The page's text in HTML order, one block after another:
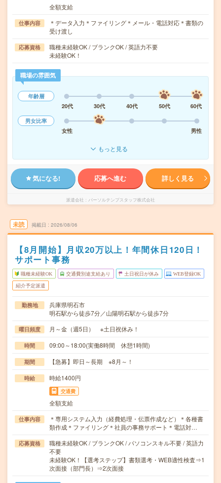
全額支給
仕事内容
＊データ入力＊ファイリング＊メール・電話対応＊書類の
受け渡し
応募資格
職種未経験OK / ブランクOK / 英語力不要
未経験OK！
職場の雰囲気
年齢層
20代
30代 40代 50代
60代
男女比率
女性
男性
もっと見る
気になる! 応募へ進む 詳しく見る
派遣会社 パーソルテンプスタッフ株式会社
未読 掲載日 2026/08/06
【8月開始】月収20万以上！年間休日120日！
サポート事務
職種未経験OK 交通費別途支給あり 土日祝日が休み WEB登録OK
紹介予定派遣
勤務地
兵庫県明石市
明石駅から徒歩7分／山陽明石駅から徒歩7分
曜日頻度 月～金（週5日） ※土日祝休み！
時間 09:00～18:00(実働8時間 休憩1時間)
期間 【急募】即日～長期 ※8月～！
時給 時給1400円
交通費
全額支給
仕事内容
＊専用システム入力（経費処理・伝票作成など）＊各種書
類作成＊ファイリング＊社員の事務サポート＊電話対…
応募資格
職種未経験OK / ブランクOK / パソコンスキル不要 / 英語力
不要
未経験OK！【選考ステップ】書類選考・WEB適性検査⇒1
次面接（部門長）⇒2次面接